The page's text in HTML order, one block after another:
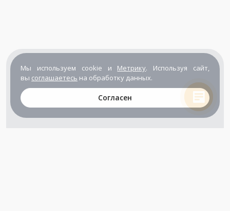
Мы используем cookie и Метрику. Используя сайт,
вы соглашаетесь на обработку данных.
Согласен